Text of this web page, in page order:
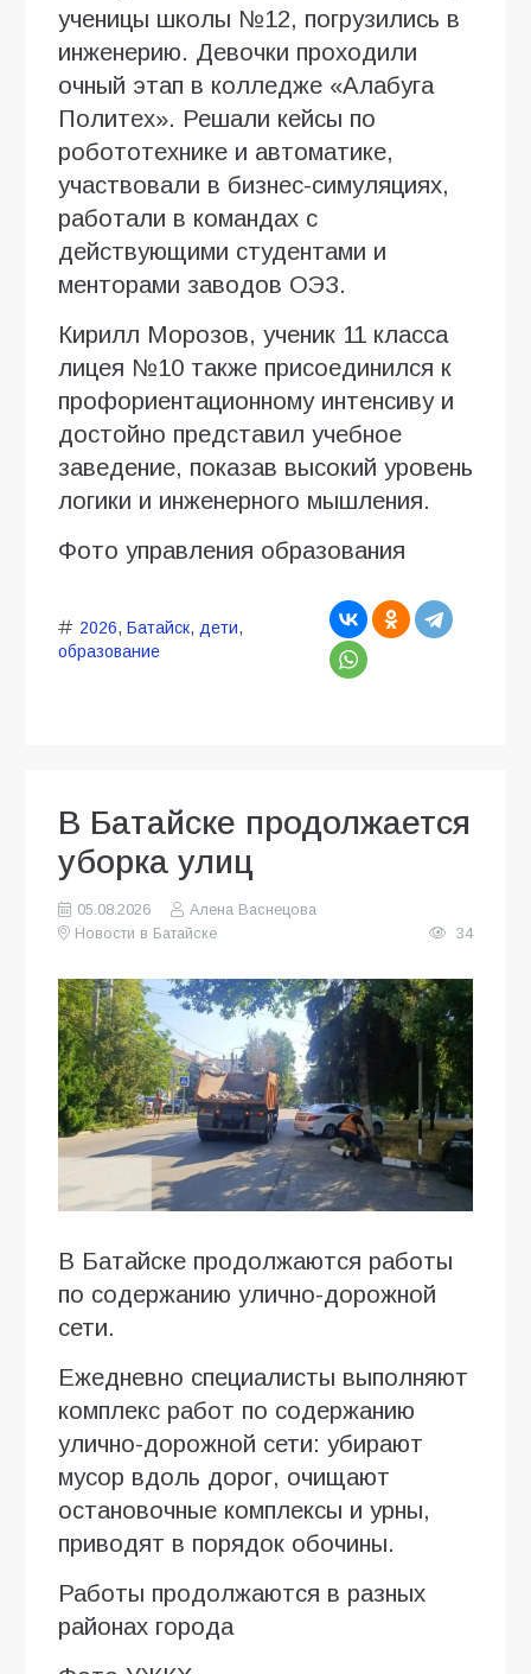
ученицы школы №12, погрузились в
инженерию. Девочки проходили
очный этап в колледже «Алабуга
Политех». Решали кейсы по
робототехнике и автоматике,
участвовали в бизнес-симуляциях,
работали в командах с
действующими студентами и
менторами заводов ОЭЗ.
Кирилл Морозов, ученик 11 класса
лицея №10 также присоединился к
профориентационному интенсиву и
достойно представил учебное
заведение, показав высокий уровень
логики и инженерного мышления.
Фото управления образования
2026, Батайск, дети,
образование
В Батайске продолжается
уборка улиц
05.08.2026
Алена Васнецова
Новости в Батайске
34
В Батайске продолжаются работы
по содержанию улично-дорожной
сети.
Ежедневно специалисты выполняют
комплекс работ по содержанию
улично-дорожной сети: убирают
мусор вдоль дорог, очищают
остановочные комплексы и урны,
приводят в порядок обочины.
Работы продолжаются в разных
районах города